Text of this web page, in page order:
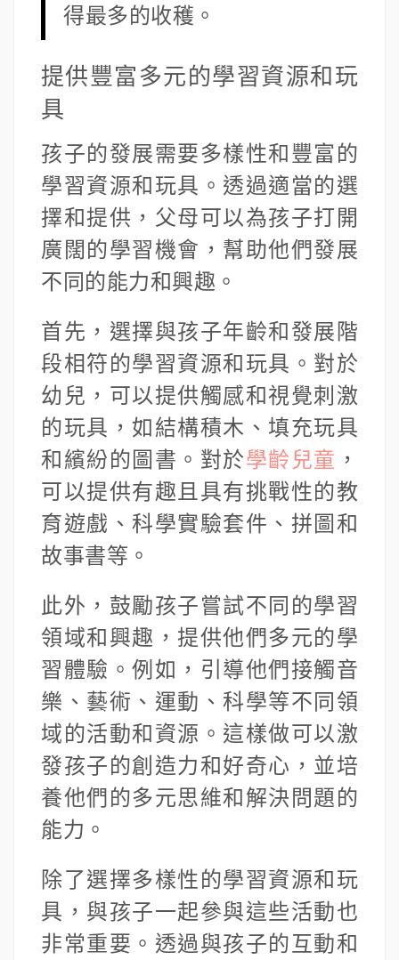
得最多的收穫。
提供豐富多元的學習資源和玩
具
孩子的發展需要多樣性和豐富的
學習資源和玩具。透過適當的選
擇和提供，父母可以為孩子打開
廣闊的學習機會，幫助他們發展
不同的能力和興趣。
首先，選擇與孩子年齡和發展階
段相符的學習資源和玩具。對於
幼兒，可以提供觸感和視覺刺激
的玩具，如結構積木、填充玩具
和繽紛的圖書。對於學齡兒童 ，
可以提供有趣且具有挑戰性的教
育遊戲、科學實驗套件、拼圖和
故事書等。
此外，鼓勵孩子嘗試不同的學習
領域和興趣，提供他們多元的學
習體驗。例如，引導他們接觸音
樂、藝術、運動、科學等不同領
域的活動和資源。這樣做可以激
發孩子的創造力和好奇心，並培
養他們的多元思維和解決問題的
能力。
除了選擇多樣性的學習資源和玩
具，與孩子一起參與這些活動也
非常重要。透過與孩子的互動和